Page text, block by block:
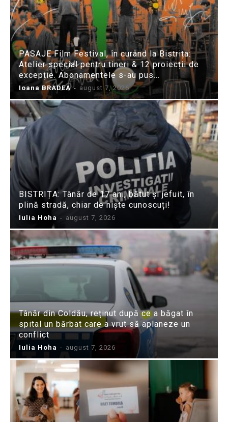
PASAJE Film Festival, în curând la Bistrița:
Atelier special pentru tineri & 12 proiecții de
excepție. Abonamentele s-au pus...
Ioana BRADEA - august 7, 2026
BISTRIȚA: Tânăr de 17 ani, bătut și jefuit, în
plină stradă, chiar de niște cunoscuți!
Iulia Hoha - august 7, 2026
Tânăr din Coldău, reținut după ce a băgat în
spital un bărbat care a vrut să aplaneze un
conflict
Iulia Hoha - august 7, 2026